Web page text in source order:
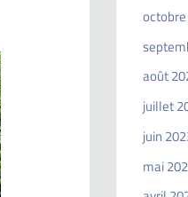
août
juillet
juin
mai